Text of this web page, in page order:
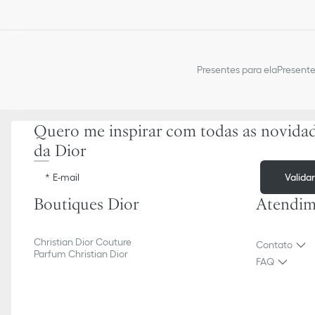
Presentes para ela
Quero me inspirar com todas as
da Dior
E-mail Validar
Boutiques Dior
Christian Dior Couture
Parfum Christian Dior
Contato
FAQ